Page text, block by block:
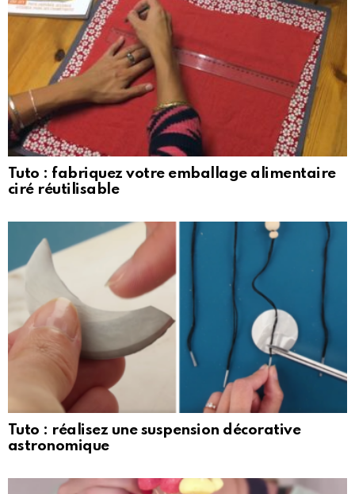
Tuto : fabriquez votre emballage alimentaire
ciré réutilisable
Tuto : réalisez une suspension décorative
astronomique